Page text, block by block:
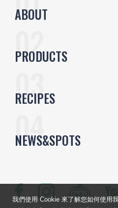
ABOUT
PRODUCTS
RECIPES
NEWS&SPOTS
我們使用 Cookie 來了解您如何使用